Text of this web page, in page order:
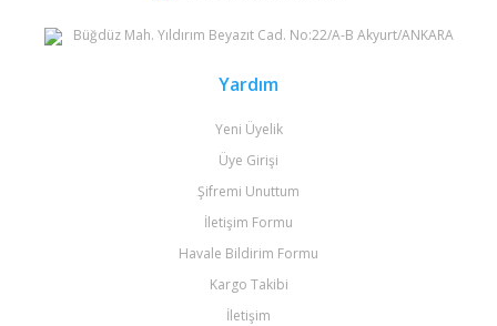
Büğdüz Mah. Yıldırım Beyazıt Cad. No:22/A-B Akyurt/ANKARA
Yardım
Yeni Üyelik
Üye Girişi
Şifremi Unuttum
İletişim Formu
Havale Bildirim Formu
Kargo Takibi
İletişim